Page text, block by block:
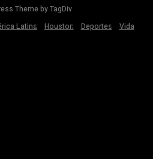
Theme by TagDiv
Latina Houston Deportes Vida